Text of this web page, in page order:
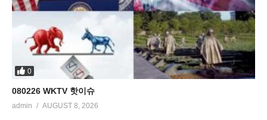
0
080226 WKTV 핫이슈
admin AUGUST 8, 2026